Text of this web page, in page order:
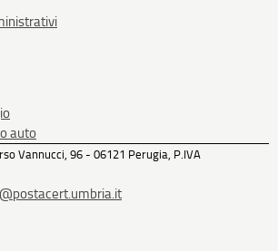
auto
Vannucci, 96 - 06121 Perugia, P.IVA